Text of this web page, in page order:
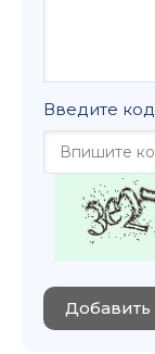
113
115
118
119
Введите